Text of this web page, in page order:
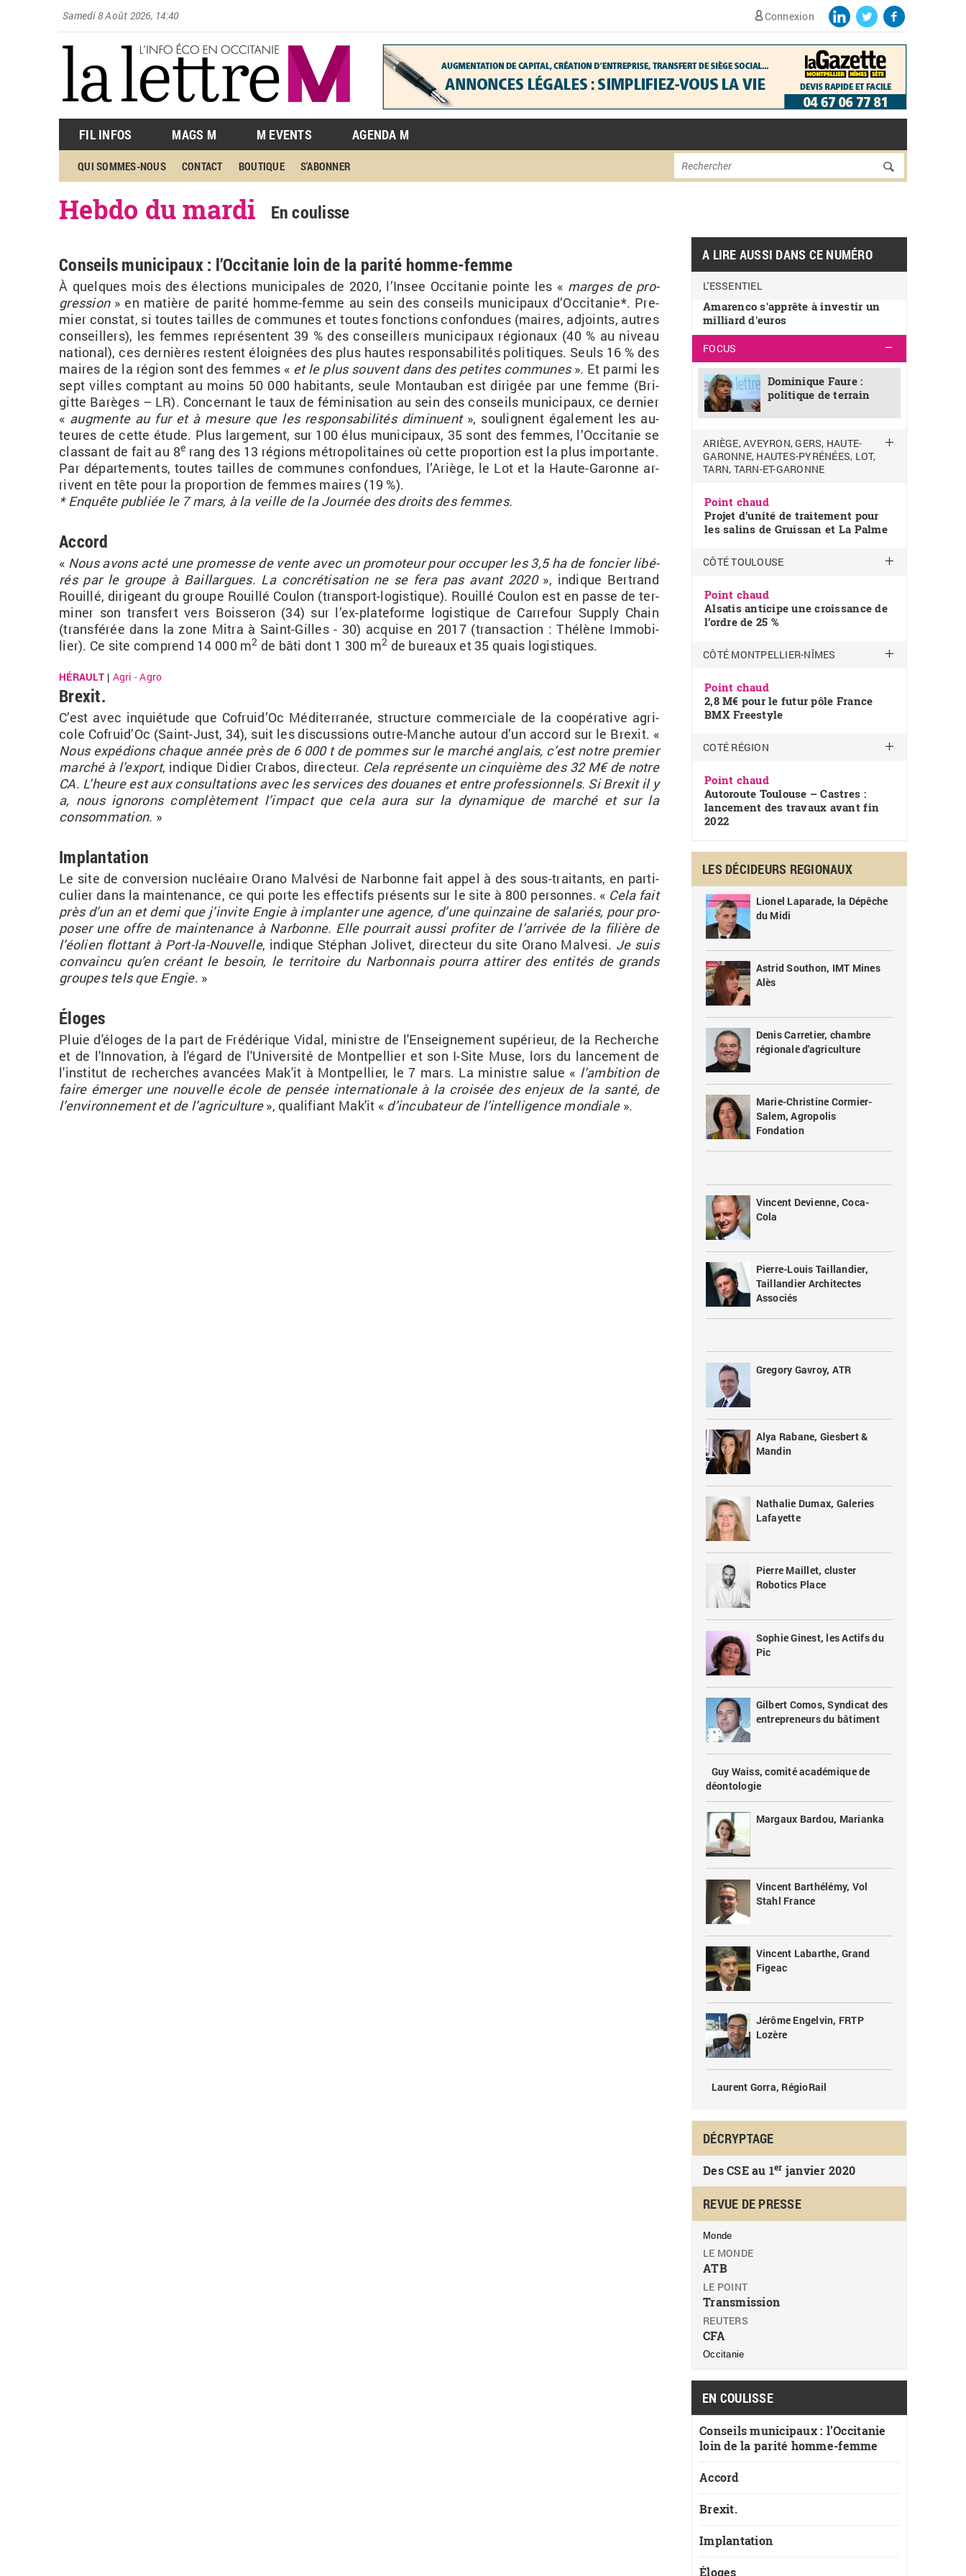
Samedi 8 Août 2026, 14:40 Connexion
FIL INFOS MAGS M M EVENTS AGENDA M
QUI SOMMES-NOUS CONTACT BOUTIQUE S'ABONNER Formulaire de
Rechercher
Hebdo du mardi En coulisse
Conseils municipaux : l’Occitanie loin de la parité homme-femme
À quelques mois des élec­tions mu­ni­ci­pales de 2020, l’In­see Oc­ci­ta­nie pointe les « marges de pro­
gres­sion» en ma­tière de pa­rité homme-femme au sein des conseils mu­ni­ci­paux d’Oc­ci­ta­nie*. Pre­
mier constat, si toutes tailles de com­munes et toutes fonc­tions confon­dues (maires, ad­joints, autres
conseillers), les femmes re­pré­sentent 39 % des conseillers mu­ni­ci­paux ré­gio­naux (40 % au ni­veau
na­tio­nal), ces der­nières res­tent éloi­gnées des plus hautes res­pon­sa­bi­li­tés po­li­tiques. Seuls 16 % des
maires de la ré­gion sont des femmes « et le plus sou­vent dans des pe­tites com­munes». Et parmi les
sept villes comp­tant au moins 50 000 ha­bi­tants, seule Mon­tau­ban est di­ri­gée par une femme (Bri­
gitte Ba­règes – LR). Concer­nant le taux de fé­mi­ni­sa­tion au sein des conseils mu­ni­ci­paux, ce der­nier
« aug­mente au fur et à me­sure que les res­pon­sa­bi­li­tés di­mi­nuent », sou­lignent éga­le­ment les au­
teures de cette étude. Plus lar­ge­ment, sur 100 élus mu­ni­ci­paux, 35 sont des femmes, l’Oc­ci­ta­nie se
clas­sant de fait au 8e rang des 13 ré­gions mé­tro­po­li­taines où cette pro­por­tion est la plus im­por­tante.
Par dé­par­te­ments, toutes tailles de com­munes confon­dues, l’Ariège, le Lot et la Haute-Ga­ronne ar­
rivent en tête pour la pro­por­tion de femmes maires (19 %).
* En­quête pu­bliée le 7 mars, à la veille de la Jour­née des droits des femmes.
Accord
« Nous avons acté une pro­messe de vente avec un pro­mo­teur pour oc­cu­per les 3,5 ha de fon­cier li­bé­
rés par le groupe à Baillargues. La concré­ti­sa­tion ne se fera pas avant 2020 », in­dique Ber­trand
Rouillé, di­ri­geant du groupe Rouillé Cou­lon (trans­port-lo­gis­tique). Rouillé Cou­lon est en passe de ter­
mi­ner son trans­fert vers Bois­se­ron (34) sur l’ex-pla­te­forme lo­gis­tique de Car­re­four Sup­ply Chain
(trans­fé­rée dans la zone Mitra à Saint-Gilles - 30) ac­quise en 2017 (tran­sac­tion : Thé­lène Im­mo­bi­
lier). Ce site com­prend 14 000 m2 de bâti dont 1 300 m2 de bu­reaux et 35 quais lo­gis­tiques.
HÉRAULT| Agri - Agro
Brexit.
C’est avec in­quié­tude que Co­frui­d’Oc Mé­di­ter­ra­née, struc­ture com­mer­ciale de la co­opé­ra­tive agri­
cole Co­frui­d’Oc (Saint-Just, 34), suit les dis­cus­sions outre-Manche au­tour d’un ac­cord sur le Brexit. «
Nous ex­pé­dions chaque année près de 6 000 t de pommes sur le mar­ché an­glais, c’est notre pre­mier
mar­ché à l’ex­port, in­dique Di­dier Cra­bos, di­rec­teur. Cela re­pré­sente un cin­quième des 32 M€ de notre
CA. L’heure est aux consul­ta­tions avec les ser­vices des douanes et entre pro­fes­sion­nels. Si Brexit il y
a, nous igno­rons com­plè­te­ment l’im­pact que cela aura sur la dy­na­mique de mar­ché et sur la
consom­ma­tion. »
Implantation
Le site de conver­sion nu­cléaire Orano Mal­vési de Nar­bonne fait appel à des sous-trai­tants, en par­ti­
cu­lier dans la main­te­nance, ce qui porte les ef­fec­tifs pré­sents sur le site à 800 per­sonnes. « Cela fait
près d’un an et demi que j’in­vite Engie à im­plan­ter une agence, d’une quin­zaine de sa­la­riés, pour pro­
po­ser une offre de main­te­nance à Nar­bonne. Elle pour­rait aussi pro­fi­ter de l’ar­ri­vée de la fi­lière de
l’éo­lien flot­tant à Port-la-Nou­velle, in­dique Sté­phan Jo­li­vet, di­rec­teur du site Orano Mal­vesi. Je suis
convaincu qu’en créant le be­soin, le ter­ri­toire du Nar­bon­nais pourra at­ti­rer des en­ti­tés de grands
groupes tels que Engie. »
Éloges
Pluie d'éloges de la part de Fré­dé­rique Vidal, mi­nistre de l'En­sei­gne­ment su­pé­rieur, de la Re­cherche
et de l'In­no­va­tion, à l'égard de l'Uni­ver­sité de Mont­pel­lier et son I-Site Muse, lors du lan­ce­ment de
l'ins­ti­tut de re­cherches avan­cées Mak'it à Mont­pel­lier, le 7 mars. La mi­nistre salue « l’am­bi­tion de
faire émer­ger une nou­velle école de pen­sée in­ter­na­tio­nale à la croi­sée des en­jeux de la santé, de
l’en­vi­ron­ne­ment et de l’agri­cul­ture», qua­li­fiant Mak'it « d’in­cu­ba­teur de l’in­tel­li­gence mon­diale».
A LIRE AUSSI DANS CE NUMÉRO
L'ESSENTIEL
Amarenco s'apprête à investir un
milliard d'euros
FOCUS
Dominique Faure :
politique de terrain
ARIÈGE, AVEYRON, GERS, HAUTE-
GARONNE, HAUTES-PYRÉNÉES, LOT,
TARN, TARN-ET-GARONNE
Point chaud
Projet d’unité de traitement pour
les salins de Gruissan et La Palme
CÔTÉ TOULOUSE
Point chaud
Alsatis anticipe une croissance de
l’ordre de 25 %
CÔTÉ MONTPELLIER-NÎMES
Point chaud
2,8 M€ pour le futur pôle France
BMX Freestyle
COTÉ RÉGION
Point chaud
Autoroute Toulouse – Castres :
lancement des travaux avant fin
2022
LES DÉCIDEURS REGIONAUX
Lionel Laparade, la Dépêche
du Midi
Astrid Southon, IMT Mines
Alès
Denis Carretier, chambre
régionale d'agriculture
Marie-Christine Cormier-
Salem, Agropolis
Fondation
Vincent Devienne, Coca-
Cola
Pierre-Louis Taillandier,
Taillandier Architectes
Associés
Gregory Gavroy, ATR
Alya Rabane, Giesbert &
Mandin
Nathalie Dumax, Galeries
Lafayette
Pierre Maillet, cluster
Robotics Place
Sophie Ginest, les Actifs du
Pic
Gilbert Comos, Syndicat des
entrepreneurs du bâtiment
Guy Waiss, comité académique de
déontologie
Margaux Bardou, Marianka
Vincent Barthélémy, Vol
Stahl France
Vincent Labarthe, Grand
Figeac
Jérôme Engelvin, FRTP
Lozère
Laurent Gorra, RégioRail
DÉCRYPTAGE
Des CSE au 1er janvier 2020
REVUE DE PRESSE
Monde
LE MONDE
ATB
LE POINT
Transmission
REUTERS
CFA
Occitanie
EN COULISSE
Conseils municipaux : l’Occitanie
loin de la parité homme-femme
Accord
Brexit.
Implantation
Éloges